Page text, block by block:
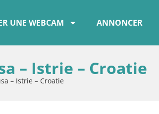
UNE WEBCAM ANNONCER
– Istrie – Croatie
– Istrie – Croatie